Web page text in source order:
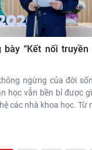
bày “Kết nối
ngừng của đời
học vẫn bền bỉ được
các nhà khoa học.